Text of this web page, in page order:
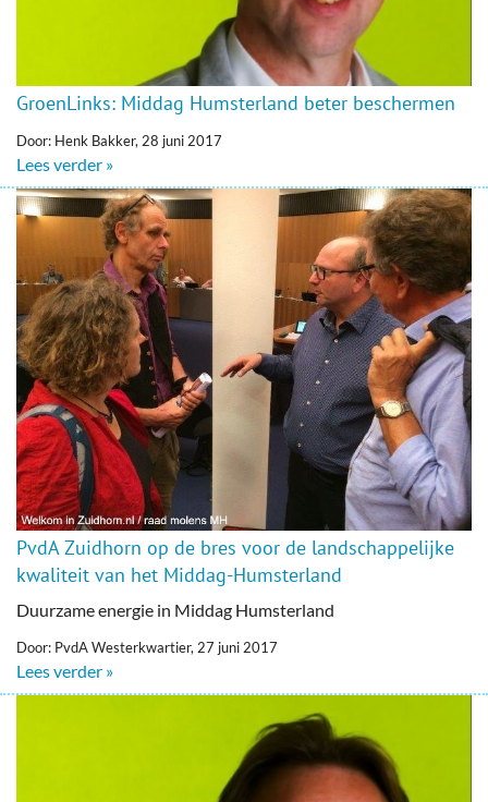
GroenLinks: Middag Humsterland beter beschermen
Door: Henk Bakker, 28 juni 2017
Lees verder »
PvdA Zuidhorn op de bres voor de landschappelijke
kwaliteit van het Middag-Humsterland
Duurzame energie in Middag Humsterland
Door: PvdA Westerkwartier, 27 juni 2017
Lees verder »